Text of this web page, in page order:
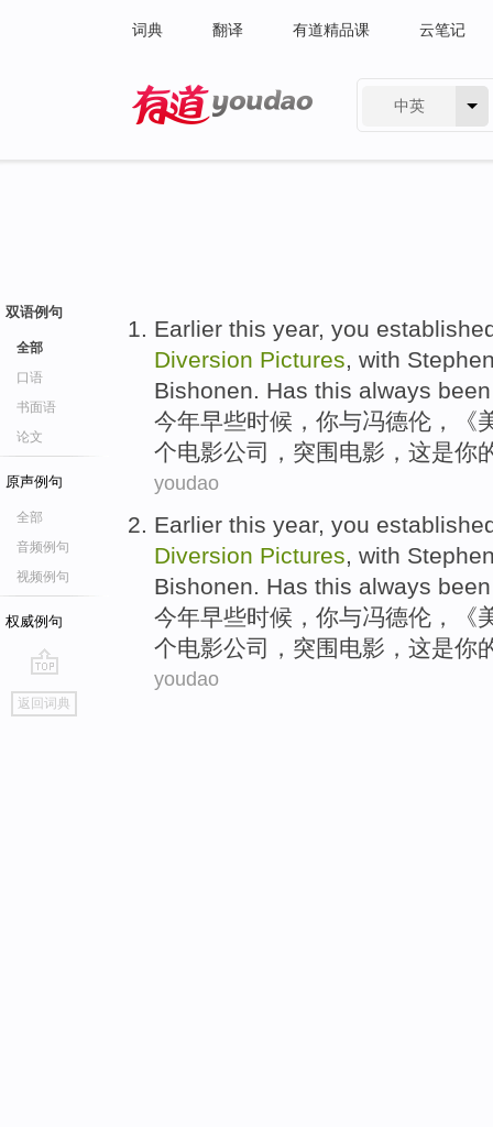
词典 翻译 有道精品课 云笔记
中英
双语例句
全部
口语
书面语
论文
原声例句
全部
音频例句
视频例句
权威例句
go
top
返回词典
Earlier this year, you
Diversion Pictures, with
Bishonen. Has this always been
今年早些时候 ， 你与冯德伦 ，《
个电影公司 ，突围电影， 这是你
youdao
Earlier this year, you
Diversion Pictures, with
Bishonen. Has this always been
今年早些时候 ， 你与冯德伦 ，《
个电影公司 ，突围电影， 这是你
youdao